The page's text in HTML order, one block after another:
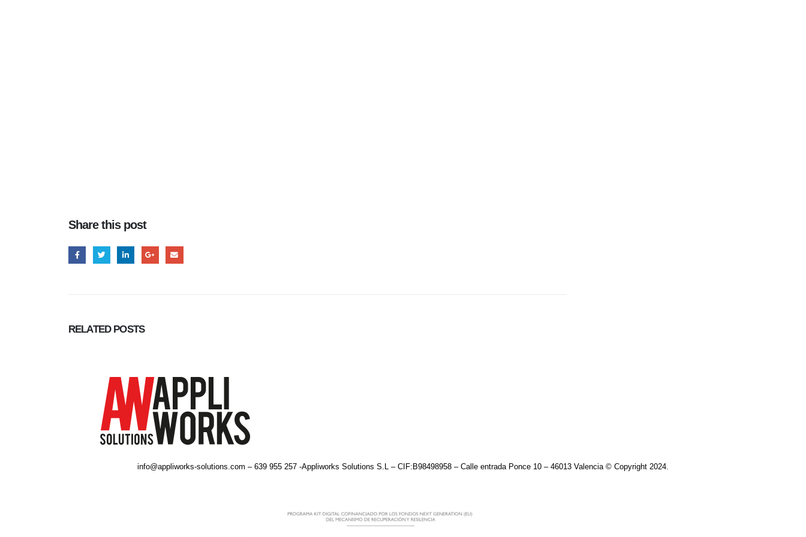
Share this post
RELATED POSTS
info@appliworks-solutions.com – 639 955 257 -Appliworks Solutions S.L – CIF:B98498958 – Calle entrada Ponce 10 – 46013 Valencia © Copyright 2024.​